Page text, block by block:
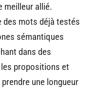
meilleur allié.
des mots déjà testés
sémantiques
dans des
propositions et
une longueur